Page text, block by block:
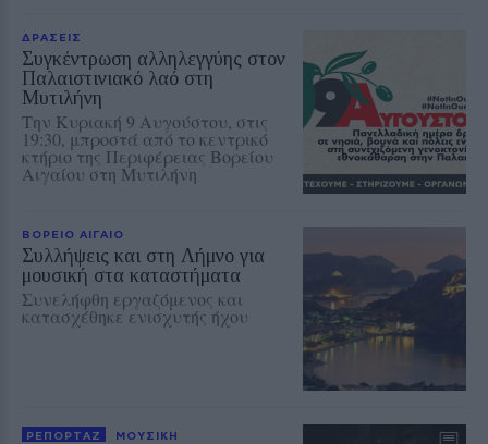
ΔΡΑΣΕΙΣ
Συγκέντρωση αλληλεγγύης στον
Παλαιστινιακό λαό στη
Μυτιλήνη
Την Κυριακή 9 Αυγούστου, στις
19:30, μπροστά από το κεντρικό
κτήριο της Περιφέρειας Βορείου
Αιγαίου στη Μυτιλήνη
ΒΟΡΕΙΟ ΑΙΓΑΙΟ
Συλλήψεις και στη Λήμνο για
μουσική στα καταστήματα
Συνελήφθη εργαζόμενος και
κατασχέθηκε ενισχυτής ήχου
ΡΕΠΟΡΤΑΖ ΜΟΥΣΙΚΗ